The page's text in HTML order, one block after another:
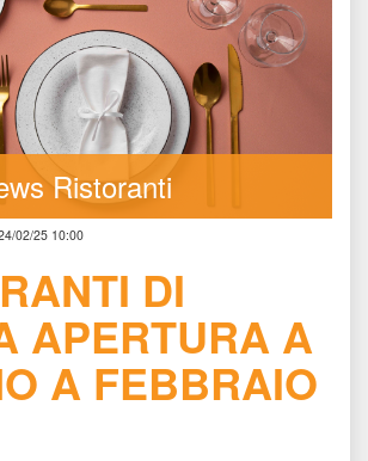
Ristoranti
02/25 10:00
DI
APERTURA A
A FEBBRAIO